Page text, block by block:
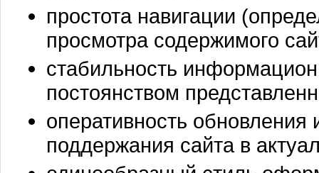
простота навигации
просмотра содержимого
стабильность
постоянством
оперативность
поддержания сайта в